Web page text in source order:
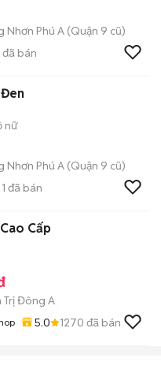
Nhơn Phú A (Quận 9 cũ)
đã bán
nữ
Nhơn Phú A (Quận 9 cũ)
1 đã bán
Cấp
Trị Đông A
5.0 1270 đã bán